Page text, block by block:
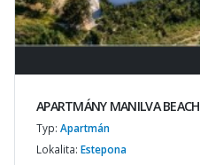
APARTMÁNY MANILVA BEACH
Typ: Apartmán
Lokalita: Estepona